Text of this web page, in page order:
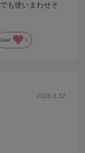
も使いまわせそ
Like! 1
2025.8.12